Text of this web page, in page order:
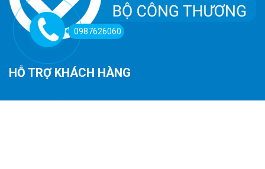
HỖ TRỢ KHÁCH HÀNG
0987626060